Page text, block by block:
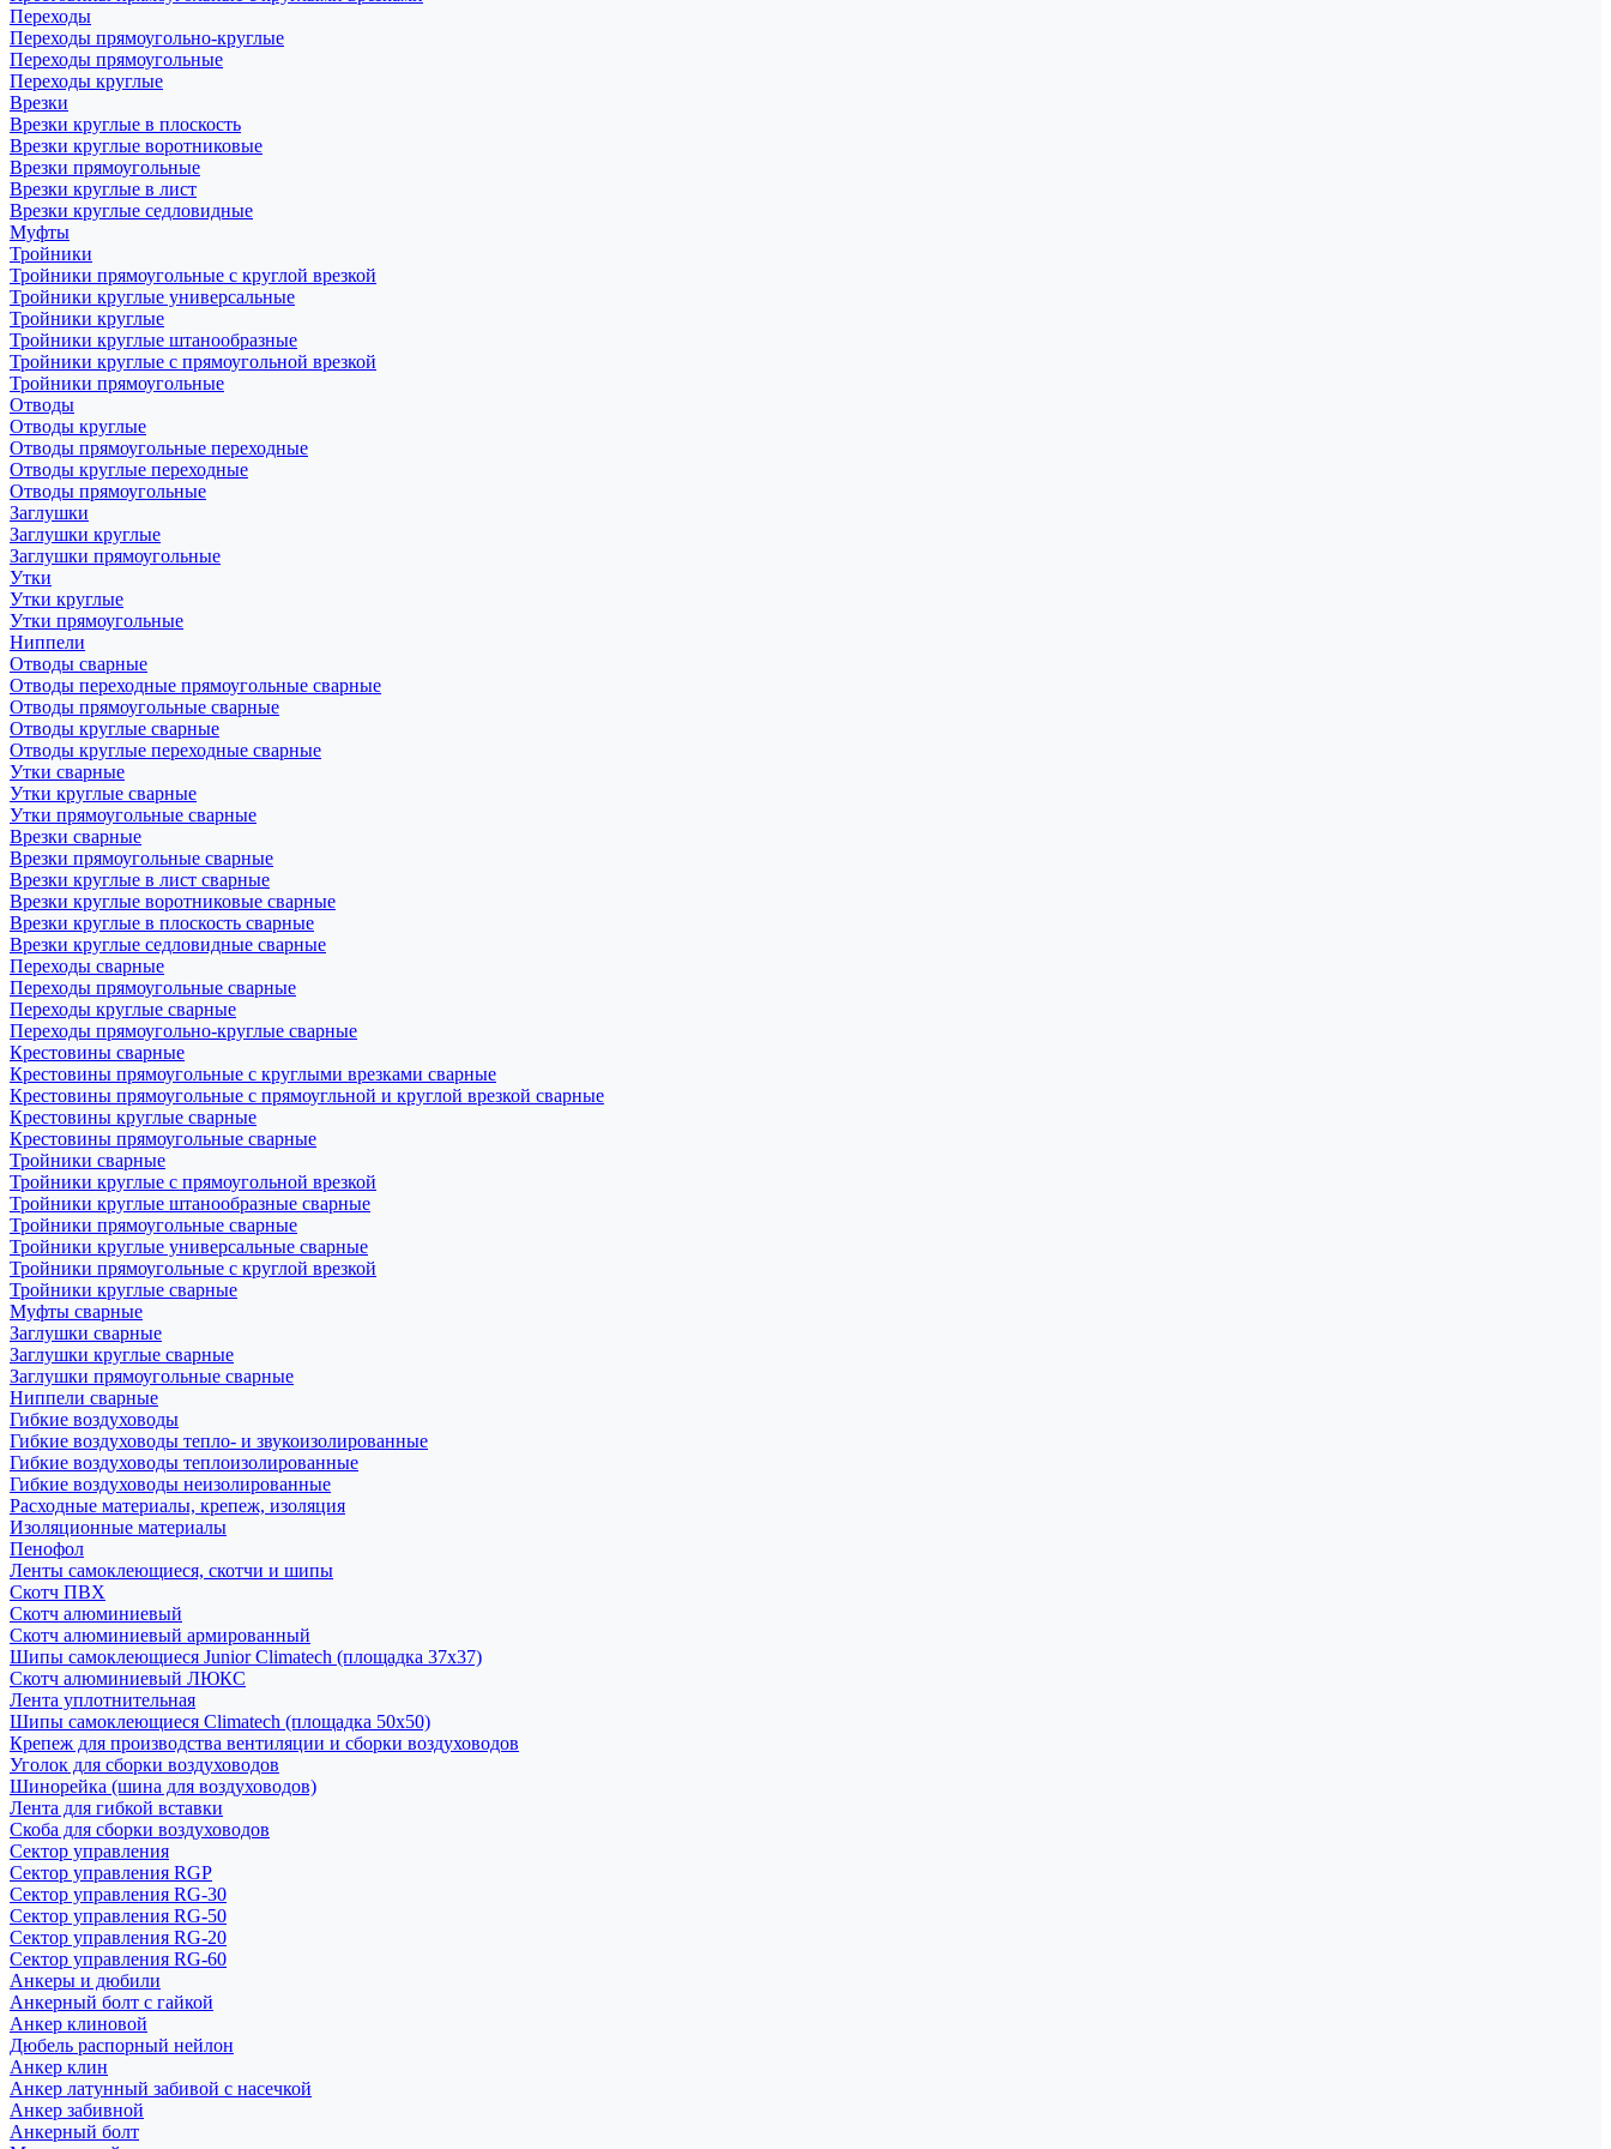
Переходы
Переходы прямоугольно-круглые
Переходы прямоугольные
Переходы круглые
Врезки
Врезки круглые в плоскость
Врезки круглые воротниковые
Врезки прямоугольные
Врезки круглые в лист
Врезки круглые седловидные
Муфты
Тройники
Тройники прямоугольные с круглой врезкой
Тройники круглые универсальные
Тройники круглые
Тройники круглые штанообразные
Тройники круглые с прямоугольной врезкой
Тройники прямоугольные
Отводы
Отводы круглые
Отводы прямоугольные переходные
Отводы круглые переходные
Отводы прямоугольные
Заглушки
Заглушки круглые
Заглушки прямоугольные
Утки
Утки круглые
Утки прямоугольные
Ниппели
Отводы сварные
Отводы переходные прямоугольные сварные
Отводы прямоугольные сварные
Отводы круглые сварные
Отводы круглые переходные сварные
Утки сварные
Утки круглые сварные
Утки прямоугольные сварные
Врезки сварные
Врезки прямоугольные сварные
Врезки круглые в лист сварные
Врезки круглые воротниковые сварные
Врезки круглые в плоскость сварные
Врезки круглые седловидные сварные
Переходы сварные
Переходы прямоугольные сварные
Переходы круглые сварные
Переходы прямоугольно-круглые сварные
Крестовины сварные
Крестовины прямоугольные с круглыми врезками сварные
Крестовины прямоугольные с прямоугльной и круглой врезкой сварные
Крестовины круглые сварные
Крестовины прямоугольные сварные
Тройники сварные
Тройники круглые с прямоугольной врезкой
Тройники круглые штанообразные сварные
Тройники прямоугольные сварные
Тройники круглые универсальные сварные
Тройники прямоугольные с круглой врезкой
Тройники круглые сварные
Муфты сварные
Заглушки сварные
Заглушки круглые сварные
Заглушки прямоугольные сварные
Ниппели сварные
Гибкие воздуховоды
Гибкие воздуховоды тепло- и звукоизолированные
Гибкие воздуховоды теплоизолированные
Гибкие воздуховоды неизолированные
Расходные материалы, крепеж, изоляция
Изоляционные материалы
Пенофол
Ленты самоклеющиеся, скотчи и шипы
Скотч ПВХ
Скотч алюминиевый
Скотч алюминиевый армированный
Шипы самоклеющиеся Junior Climatech (площадка 37х37)
Скотч алюминиевый ЛЮКС
Лента уплотнительная
Шипы самоклеющиеся Climatech (площадка 50х50)
Крепеж для производства вентиляции и сборки воздуховодов
Уголок для сборки воздуховодов
Шинорейка (шина для воздуховодов)
Лента для гибкой вставки
Скоба для сборки воздуховодов
Сектор управления
Сектор управления RGP
Сектор управления RG-30
Сектор управления RG-50
Сектор управления RG-20
Сектор управления RG-60
Анкеры и дюбили
Анкерный болт с гайкой
Анкер клиновой
Дюбель распорный нейлон
Анкер клин
Анкер латунный забивой с насечкой
Анкер забивной
Анкерный болт